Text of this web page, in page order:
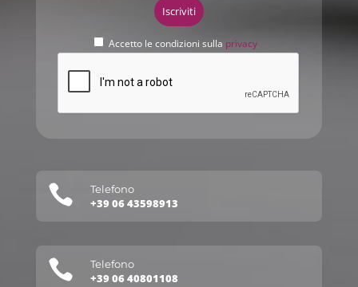
Accetto le condizioni sulla privacy
 Telefono
+39 06 43598913
 Telefono
+39 06 40801108